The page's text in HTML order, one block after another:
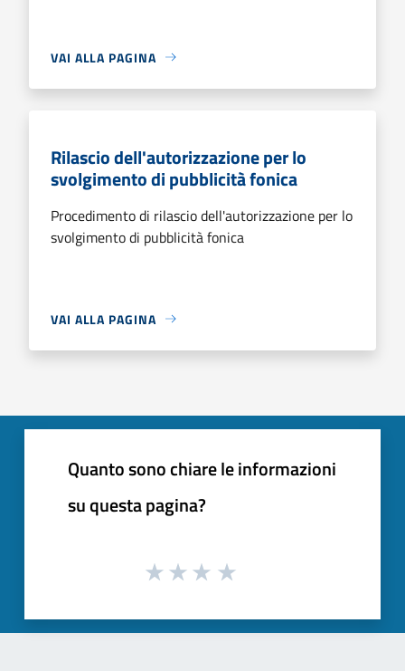
VAI ALLA PAGINA
Rilascio dell'autorizzazione per lo
svolgimento di pubblicità fonica
Procedimento di rilascio dell'autorizzazione per lo
svolgimento di pubblicità fonica
VAI ALLA PAGINA
Quanto sono chiare le informazioni
su questa pagina?